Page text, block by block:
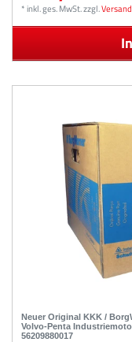
*inkl. ges. MwSt.zzgl.
Neuer Original KKK /
Volvo-Penta
56209880017